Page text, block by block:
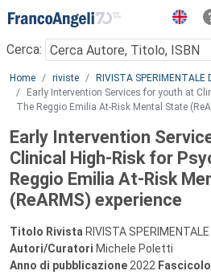
Menu
Cerca:
Main content
Home riviste RIVISTA SPERIMENTALE
Early Intervention Services for youth at
The Reggio Emilia At-Risk Mental State
Early Intervention
Clinical High-Risk for
Reggio Emilia At-Risk
(ReARMS) experience
Titolo Rivista RIVISTA
Autori/Curatori Michele Poletti
Anno di pubblicazione 2022 Fascicolo